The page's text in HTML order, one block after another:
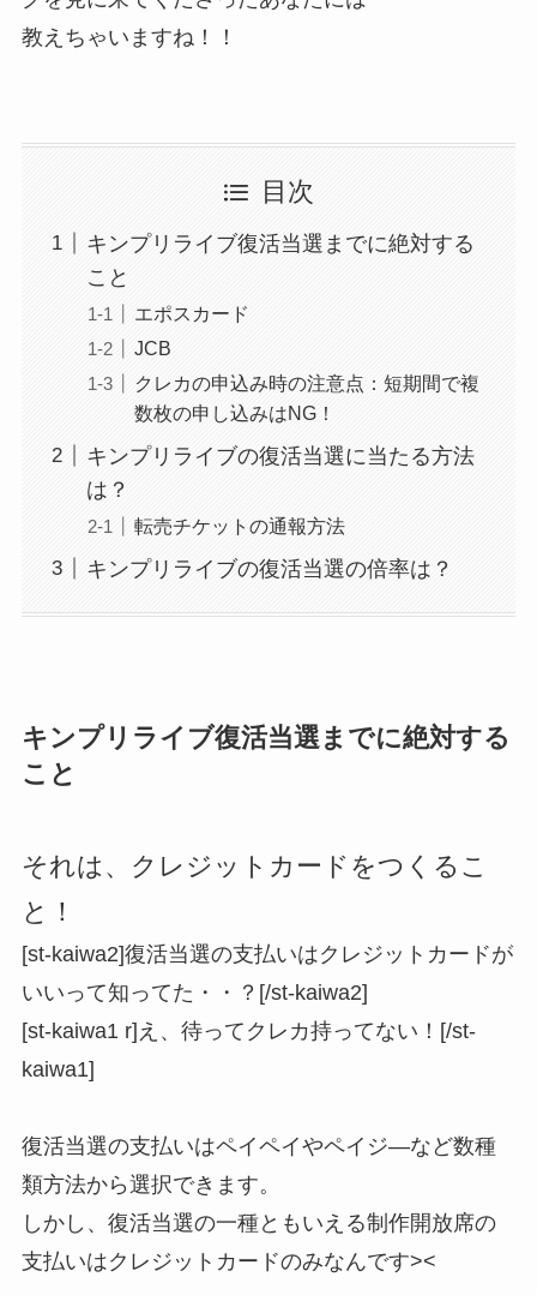
教えちゃいますね！！
目次
キンプリライブ復活当選までに絶対する
こと
エポスカード
JCB
クレカの申込み時の注意点：短期間で複
数枚の申し込みはNG！
キンプリライブの復活当選に当たる方法
は？
転売チケットの通報方法
キンプリライブの復活当選の倍率は？
キンプリライブ復活当選までに絶対する
こと
それは 、 クレジットカードをつくるこ
と！
[st-kaiwa2]復活当選の支払いはクレジットカードが
いいって知ってた・・？[/st-kaiwa2]
[st-kaiwa1 r]え、待ってクレカ持ってない！[/st-
kaiwa1]
復活当選の支払いはペイペイやペイジ―など数種
類方法から選択できます。
しかし、復活当選の一種ともいえる制作開放席の
支払いはクレジットカードのみなんです><